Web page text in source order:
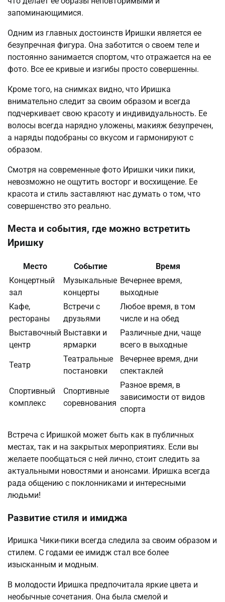
запоминающимися.
Одним из главных достоинств Иришки является ее
безупречная фигура. Она заботится о своем теле и
постоянно занимается спортом, что отражается на ее
фото. Все ее кривые и изгибы просто совершенны.
Кроме того, на снимках видно, что Иришка
внимательно следит за своим образом и всегда
подчеркивает свою красоту и индивидуальность. Ее
волосы всегда нарядно уложены, макияж безупречен,
а наряды подобраны со вкусом и гармонируют с
образом.
Смотря на современные фото Иришки чики пики,
невозможно не ощутить восторг и восхищение. Ее
красота и стиль заставляют нас думать о том, что
совершенство это реально.
Места и события, где можно встретить
Иришку
Место Событие
Время
Концертный
зал
Музыкальные
концерты
Вечернее время,
выходные
Кафе,
рестораны
Встречи с
друзьями
Любое время, в том
числе и на обед
Выставочный
центр
Выставки и
ярмарки
Различные дни, чаще
всего в выходные
Театр
Театральные
постановки
Вечернее время, дни
спектаклей
Спортивный
комплекс
Спортивные
соревнования
Разное время, в
зависимости от видов
спорта
Встреча с Иришкой может быть как в публичных
местах, так и на закрытых мероприятиях. Если вы
желаете пообщаться с ней лично, стоит следить за
актуальными новостями и анонсами. Иришка всегда
рада общению с поклонниками и интересными
людьми!
Развитие стиля и имиджа
Иришка Чики-пики всегда следила за своим образом и
стилем. С годами ее имидж стал все более
изысканным и модным.
В молодости Иришка предпочитала яркие цвета и
необычные сочетания. Она была смелой и